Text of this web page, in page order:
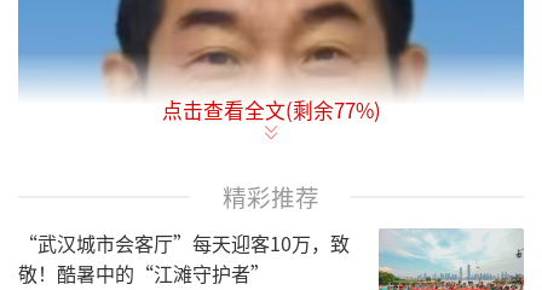
点击查看全文(剩余77%)
精彩推荐
“武汉城市会客厅”每天迎客10万，致
敬！酷暑中的“江滩守护者”